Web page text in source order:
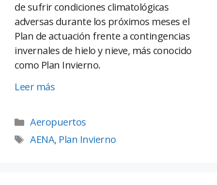
de sufrir condiciones climatológicas
adversas durante los próximos meses el
Plan de actuación frente a contingencias
invernales de hielo y nieve, más conocido
como Plan Invierno.
Leer más
Aeropuertos
AENA, Plan Invierno